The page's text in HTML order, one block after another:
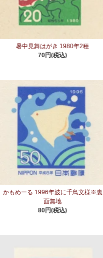
暑中見舞はがき 1980年2種
70円(税込)
かもめーる 1996年波に千鳥文様※裏
面無地
80円(税込)